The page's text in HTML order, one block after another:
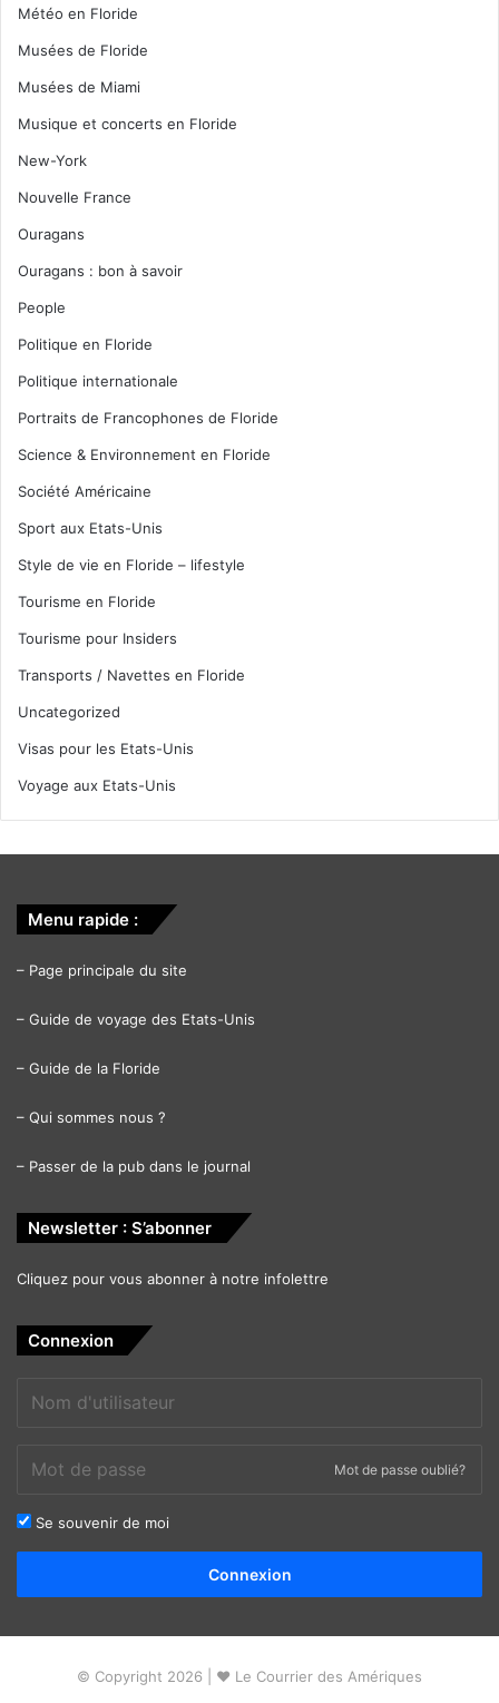
Météo en Floride
Musées de Floride
Musées de Miami
Musique et concerts en Floride
New-York
Nouvelle France
Ouragans
Ouragans : bon à savoir
People
Politique en Floride
Politique internationale
Portraits de Francophones de Floride
Science & Environnement en Floride
Société Américaine
Sport aux Etats-Unis
Style de vie en Floride – lifestyle
Tourisme en Floride
Tourisme pour Insiders
Transports / Navettes en Floride
Uncategorized
Visas pour les Etats-Unis
Voyage aux Etats-Unis
Menu rapide :
– Page principale du site
– Guide de voyage des Etats-Unis
– Guide de la Floride
– Qui sommes nous ?
– Passer de la pub dans le journal
Newsletter : S’abonner
Cliquez pour vous abonner à notre infolettre
Connexion
Mot de passe oublié?
Se souvenir de moi
Connexion
© Copyright 2026 | ❤ Le Courrier des Amériques